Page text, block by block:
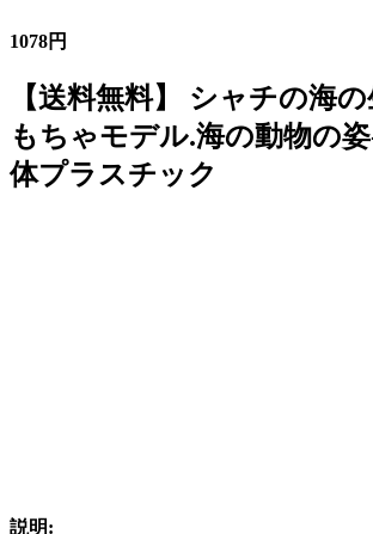
1078円
【送料無料】 シャチの海
もちゃモデル.海の動物の姿
体プラスチック
説明: